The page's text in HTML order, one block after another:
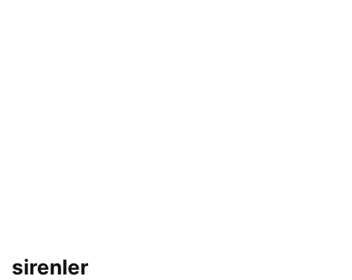
sirenler